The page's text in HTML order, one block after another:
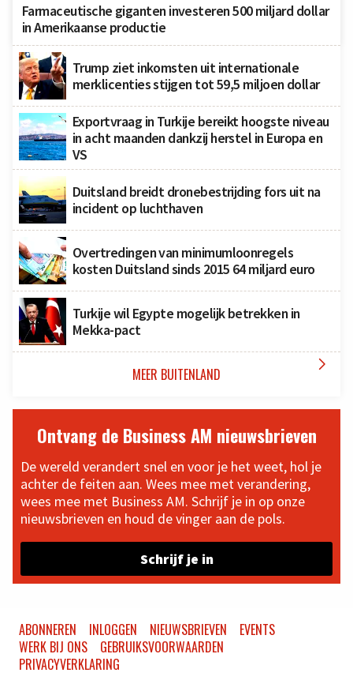
Farmaceutische giganten investeren 500 miljard dollar
in Amerikaanse productie
Trump ziet inkomsten uit internationale
merklicenties stijgen tot 59,5 miljoen dollar
Exportvraag in Turkije bereikt hoogste niveau
in acht maanden dankzij herstel in Europa en
VS
Duitsland breidt dronebestrijding fors uit na
incident op luchthaven
Overtredingen van minimumloonregels
kosten Duitsland sinds 2015 64 miljard euro
Turkije wil Egypte mogelijk betrekken in
Mekka-pact
MEER BUITENLAND 
Ontvang de Business AM nieuwsbrieven
De wereld verandert snel en voor je het weet, hol je
achter de feiten aan. Wees mee met verandering,
wees mee met Business AM. Schrijf je in op onze
nieuwsbrieven en houd de vinger aan de pols.
Schrijf je in
ABONNEREN INLOGGEN NIEUWSBRIEVEN
EVENTS
WERK BIJ ONS
GEBRUIKSVOORWAARDEN
PRIVACYVERKLARING